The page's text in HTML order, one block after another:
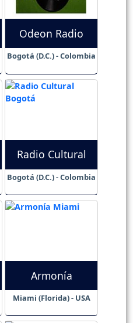
Odeon Radio
Bogotá (D.C.) - Colombia
Radio Cultural
Bogotá (D.C.) - Colombia
Armonía
Miami (Florida) - USA